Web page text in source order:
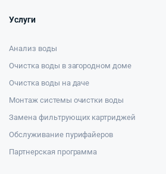
Услуги
Анализ воды
Очистка воды в загородном доме
Очистка воды на даче
Монтаж системы очистки воды
Замена фильтрующих картриджей
Обслуживание пурифайеров
Партнерская программа